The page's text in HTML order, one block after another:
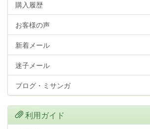
購入履歴
お客様の声
新着メール
迷子メール
ブログ・ミサンガ
利用ガイド